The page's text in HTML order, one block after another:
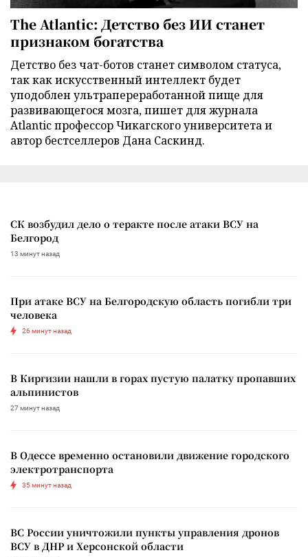
The Atlantic: Детство без ИИ станет
признаком богатства
Детство без чат-ботов станет символом статуса,
так как искусственный интеллект будет
уподоблен ультрапереработанной пище для
развивающегося мозга, пишет для журнала
Atlantic профессор Чикагского университета и
автор бестселлеров Дана Саскинд.
СК возбудил дело о теракте после атаки ВСУ на
Белгород
13 минут назад
При атаке ВСУ на Белгородскую область погибли три
человека
26 минут назад
В Киргизии нашли в горах пустую палатку пропавших
альпинистов
27 минут назад
В Одессе временно остановили движение городского
электротранспорта
35 минут назад
ВС России уничтожили пункты управления дронов
ВСУ в ДНР и Херсонской области